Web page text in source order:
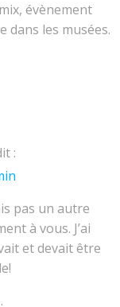
évènement
dans les musées.
:
pas un autre
à vous. J’ai
et devait être